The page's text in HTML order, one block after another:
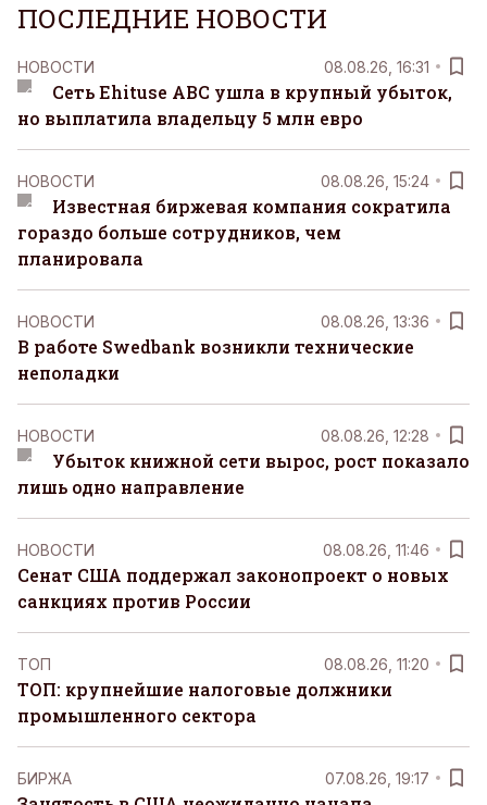
ПОСЛЕДНИЕ НОВОСТИ
НОВОСТИ 08.08.26, 16:31
Сеть Ehituse ABC ушла в крупный убыток,
но выплатила владельцу 5 млн евро
НОВОСТИ 08.08.26, 15:24
Известная биржевая компания сократила
гораздо больше сотрудников, чем
планировала
НОВОСТИ 08.08.26, 13:36
В работе Swedbank возникли технические
неполадки
НОВОСТИ 08.08.26, 12:28
Убыток книжной сети вырос, рост показало
лишь одно направление
НОВОСТИ 08.08.26, 11:46
Сенат США поддержал законопроект о новых
санкциях против России
ТОП 08.08.26, 11:20
ТОП: крупнейшие налоговые должники
промышленного сектора
БИРЖА 07.08.26, 19:17